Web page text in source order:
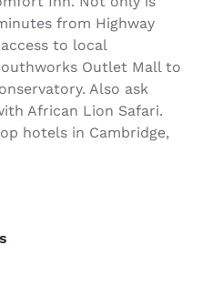
from Highway
to local
Outlet Mall to
Also ask
African Lion Safari.
hotels in Cambridge,